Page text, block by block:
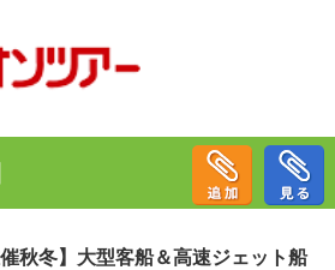
秋冬】大型客船＆高速ジェット船